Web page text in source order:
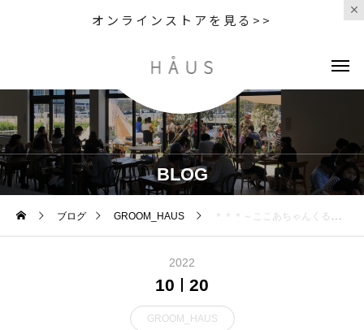
オンラインストアを見る>>
BLOG
ブログ GROOM_HAUS ⁡ ＊＊＊～ここあちゃんくるみちゃんもかちゃん 洋くんボッシュくんソラちゃん～＊＊＊ ご来店いただきあり
2022
10 20
GROOM_HAUS